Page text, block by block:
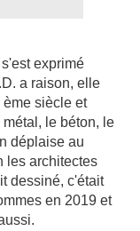
exprimé
a raison, elle
ème siècle et
le béton, le
déplaise au
les architectes
dessiné, c'était
en 2019 et